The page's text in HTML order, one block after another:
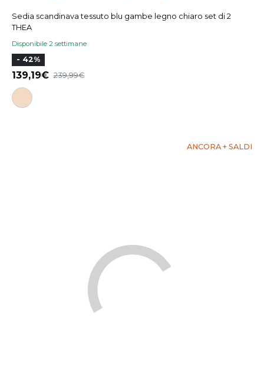
Sedia scandinava tessuto blu gambe legno chiaro set di 2
THEA
Disponibile 2 settimane
- 42%
139,19 239,99
ANCORA + SALDI